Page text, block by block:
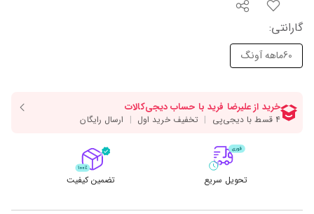
گارانتی:
60ماهه آونگ
تحویل سریع تضمین کیفیت